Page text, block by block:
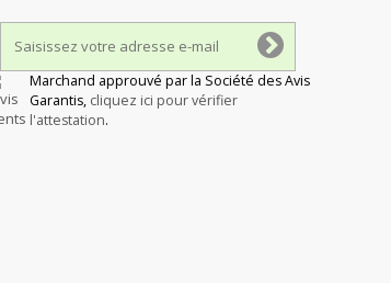
Marchand approuvé par la Société des Avis
Garantis, cliquez ici pour vérifier
l'attestation.